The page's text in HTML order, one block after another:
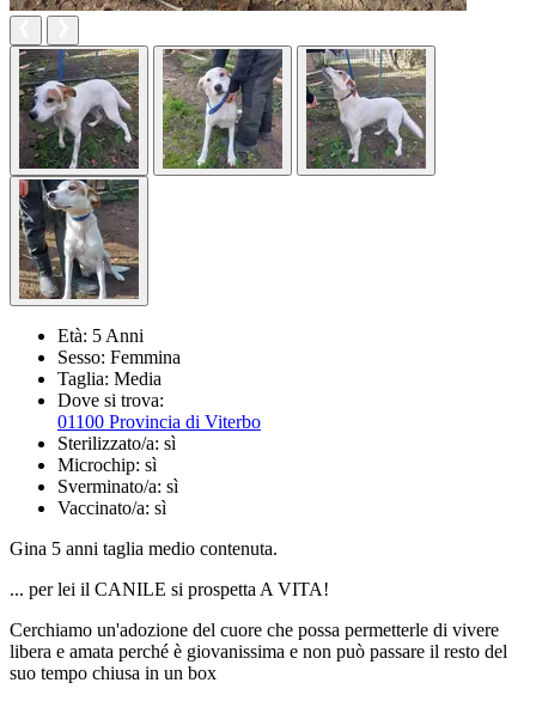
Età: 5 Anni
Sesso: Femmina
Taglia: Media
Dove si trova:
01100 Provincia di Viterbo
Sterilizzato/a: sì
Microchip: sì
Sverminato/a: sì
Vaccinato/a: sì
Gina 5 anni taglia medio contenuta.
... per lei il CANILE si prospetta A VITA!
Cerchiamo un'adozione del cuore che possa permetterle di vivere
libera e amata perché è giovanissima e non può passare il resto del
suo tempo chiusa in un box